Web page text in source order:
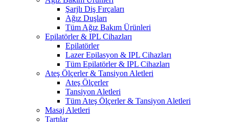
Şarjlı Diş Fırçaları
Ağız Duşları
Tüm Ağız Bakım Ürünleri
Epilatörler & IPL Cihazları
Epilatörler
Lazer Epilasyon & IPL Cihazları
Tüm Epilatörler & IPL Cihazları
Ateş Ölçerler & Tansiyon Aletleri
Ateş Ölçerler
Tansiyon Aletleri
Tüm Ateş Ölçerler & Tansiyon Aletleri
Masaj Aletleri
Tartılar